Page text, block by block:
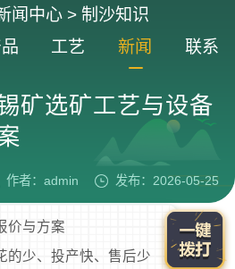
闻中心> 制沙知识
工艺 新闻 联系
矿选矿工艺与设备
作者：admin 发布：2026-05-25
价与方案
的少、投产快、售后少